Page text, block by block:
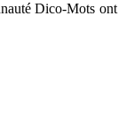
Dico-Mots ont